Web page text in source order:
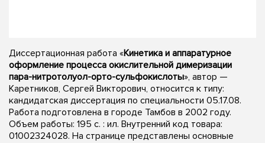
Диссертационная работа «Кинетика и аппаратурное
оформление процесса окислительной димеризации
пара-нитротолуол-орто-сульфокислоты», автор —
Каретников, Сергей Викторович, относится к типу:
кандидатская диссертация по специальности 05.17.08.
Работа подготовлена в городе Тамбов в 2002 году.
Объем работы: 195 с. : ил. Внутренний код товара:
01002324028. На странице представлены основные